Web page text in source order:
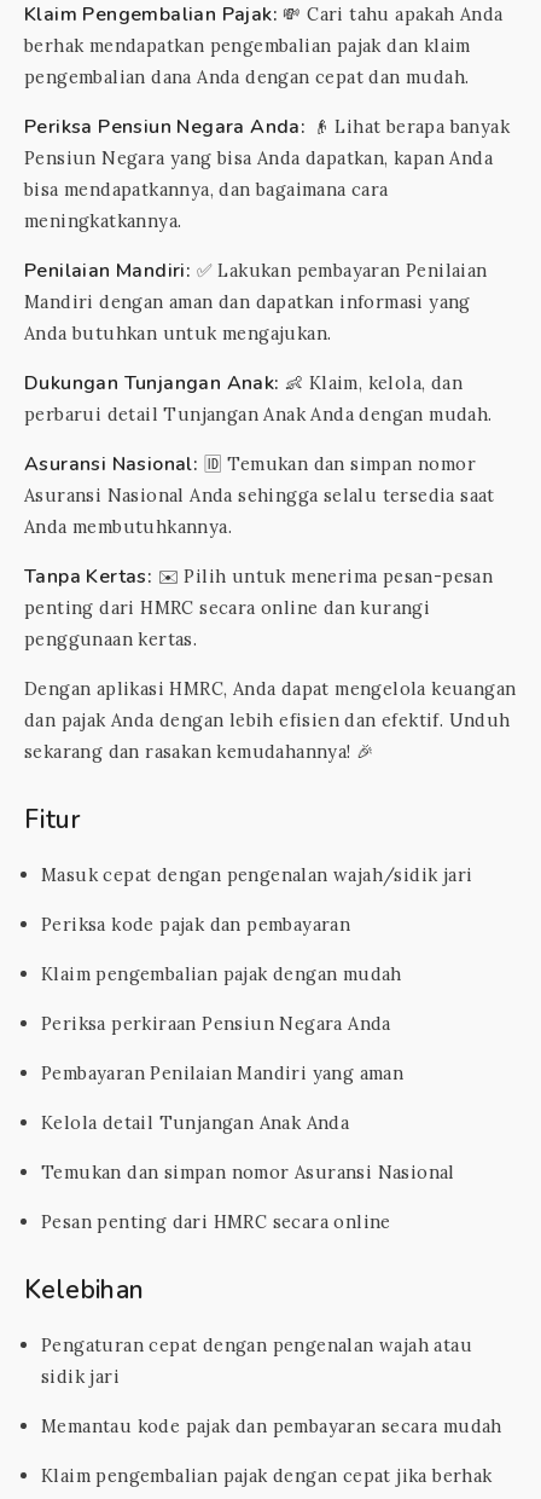
Klaim Pengembalian Pajak: 💸 Cari tahu apakah Anda
berhak mendapatkan pengembalian pajak dan klaim
pengembalian dana Anda dengan cepat dan mudah.
Periksa Pensiun Negara Anda: 👴 Lihat berapa banyak
Pensiun Negara yang bisa Anda dapatkan, kapan Anda
bisa mendapatkannya, dan bagaimana cara
meningkatkannya.
Penilaian Mandiri: ✅ Lakukan pembayaran Penilaian
Mandiri dengan aman dan dapatkan informasi yang
Anda butuhkan untuk mengajukan.
Dukungan Tunjangan Anak: 👶 Klaim, kelola, dan
perbarui detail Tunjangan Anak Anda dengan mudah.
Asuransi Nasional: 🆔 Temukan dan simpan nomor
Asuransi Nasional Anda sehingga selalu tersedia saat
Anda membutuhkannya.
Tanpa Kertas: ✉️ Pilih untuk menerima pesan-pesan
penting dari HMRC secara online dan kurangi
penggunaan kertas.
Dengan aplikasi HMRC, Anda dapat mengelola keuangan
dan pajak Anda dengan lebih efisien dan efektif. Unduh
sekarang dan rasakan kemudahannya! 🎉
Fitur
Masuk cepat dengan pengenalan wajah/sidik jari
Periksa kode pajak dan pembayaran
Klaim pengembalian pajak dengan mudah
Periksa perkiraan Pensiun Negara Anda
Pembayaran Penilaian Mandiri yang aman
Kelola detail Tunjangan Anak Anda
Temukan dan simpan nomor Asuransi Nasional
Pesan penting dari HMRC secara online
Kelebihan
Pengaturan cepat dengan pengenalan wajah atau
sidik jari
Memantau kode pajak dan pembayaran secara mudah
Klaim pengembalian pajak dengan cepat jika berhak